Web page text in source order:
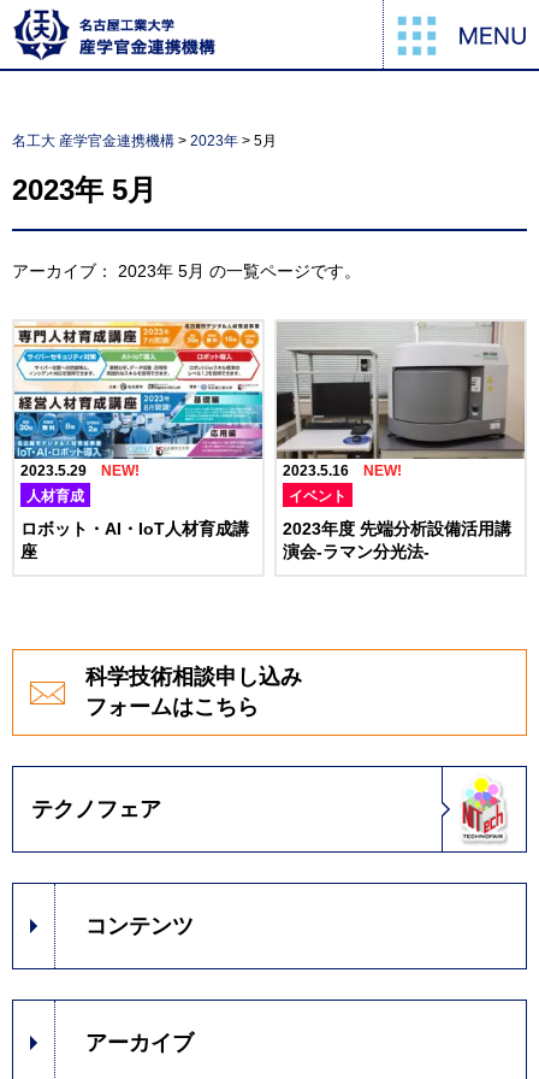
名工大 産学官金連携機構 > 2023年 > 5月
2023年 5月
アーカイブ： 2023年 5月 の一覧ページです。
2023.5.29
人材育成
ロボット・AI・IoT人材育成講
座
2023.5.16
イベント
2023年度 先端分析設備活用講
演会-ラマン分光法-
科学技術相談申し込み
フォームはこちら
テクノフェア
コンテンツ
アーカイブ